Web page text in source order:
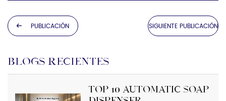
PUBLICACIÓN SIGUIENTE PUBLICACIÓN
BLOGS RECIENTES
Top 10 Automatic Soap